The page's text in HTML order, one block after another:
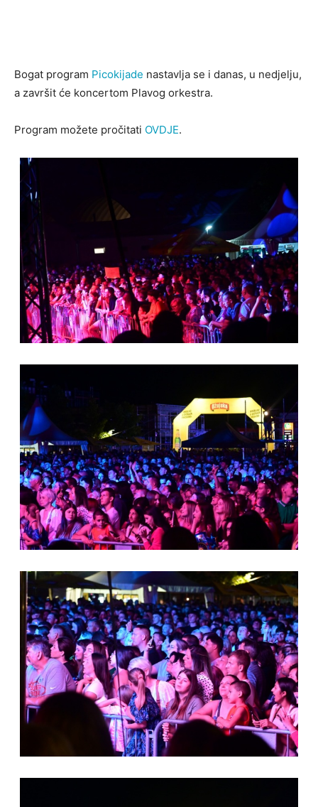
Bogat program Picokijade nastavlja se i danas, u nedjelju,
a završit će koncertom Plavog orkestra.
Program možete pročitati OVDJE.